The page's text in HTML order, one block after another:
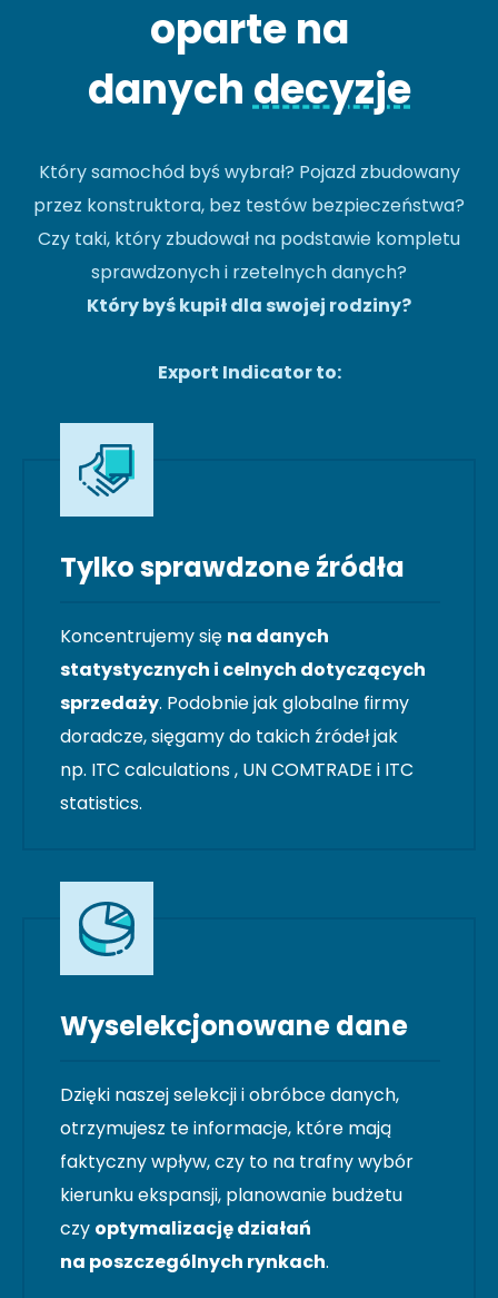
oparte na
danychdecyzje
Który samochód byś wybrał? Pojazd zbudowany
przez konstruktora, bez testów bezpieczeństwa?
Czy taki, który zbudował na podstawie kompletu
sprawdzonych i rzetelnych danych?
Który byś kupił dla swojej rodziny?
Export Indicator to:
Tylko sprawdzone źródła
Koncentrujemy się na danych
statystycznych i celnych dotyczących
sprzedaży. Podobnie jak globalne firmy
doradcze, sięgamy do takich źródeł jak
np. ITC calculations , UN COMTRADE i ITC
statistics.
Wyselekcjonowane dane
Dzięki naszej selekcji i obróbce danych,
otrzymujesz te informacje, które mają
faktyczny wpływ, czy to na trafny wybór
kierunku ekspansji, planowanie budżetu
czy optymalizację działań
na poszczególnych rynkach.